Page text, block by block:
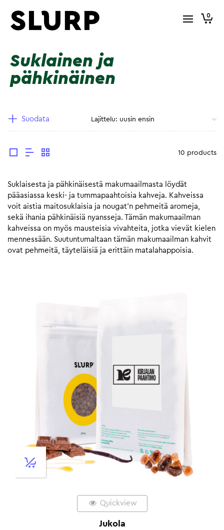
0
Suklainen ja
pähkinäinen
Suodata
10 products
Suklaisesta ja pähkinäisestä makumaailmasta löydät
pääasiassa keski- ja tummapaahtoisia kahveja. Kahveissa
voit aistia maitosuklaisia ja nougat’n pehmeitä aromeja,
sekä ihania pähkinäisiä nyansseja. Tämän makumaailman
kahveissa on myös mausteisia vivahteita, jotka vievät kielen
mennessään. Suutuntumaltaan tämän makumaailman kahvit
ovat pehmeitä, täyteläisiä ja erittäin matalahappoisia.
Quickview
Jukola